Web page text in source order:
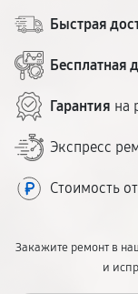
Быстрая
Бесплатная
Гарантия на
Экспресс
Стоимость от
Закажите ремонт в
и